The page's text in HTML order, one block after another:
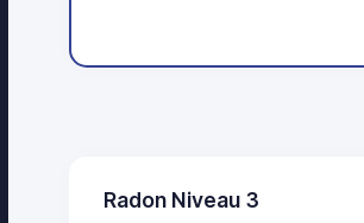
Radon Niveau 3